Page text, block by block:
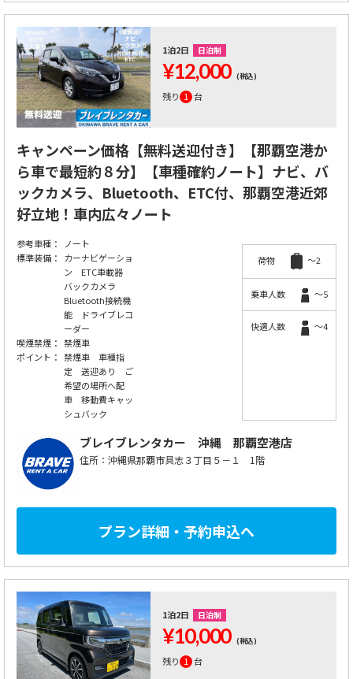
1泊2日 日泊制
¥12,000 (税込)
残り 1 台
キャンペーン価格【無料送迎付き】【那覇空港か
ら車で最短約８分】【車種確約ノート】ナビ、バ
ックカメラ、Bluetooth、ETC付、那覇空港近郊
好立地！車内広々ノート
参考車種：
ノート
標準装備：
カーナビゲーショ
ン ETC車載器
バックカメラ
Bluetooth接続機
能 ドライブレコ
ーダー
喫煙禁煙： 禁煙車
ポイント： 禁煙車 車種指
定 送迎あり ご
希望の場所へ配
車 移動費キャッ
シュバック
荷物 ～2
乗車人数 ～5
快適人数 ～4
ブレイブレンタカー 沖縄 那覇空港店
住所：沖縄県那覇市具志３丁目５－１ 1階
プラン詳細・予約申込へ
1泊2日 日泊制
¥10,000 (税込)
残り 1 台